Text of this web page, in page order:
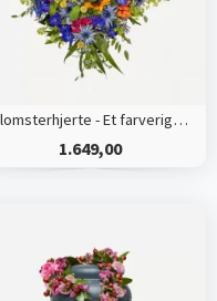
Blomsterhjerte - Et farverigt farvel
1.649,00